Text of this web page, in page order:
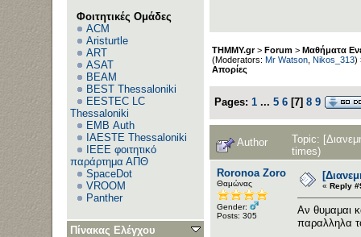
Φοιτητικές Ομάδες
ACM
Aristurtle
ART
ASAT
BEAM
BEST Thessaloniki
EESTEC LC
Thessaloniki
EΜΒ Auth
IAESTE Thessaloniki
IEEE φοιτητικό
παράρτημα ΑΠΘ
SpaceDot
VROOM
Panther
Πίνακας Ελέγχου
THMMY.gr> Forum > Μαθήματα
(Moderators: Mr Watson, Nikos_313)
Απορίες
Pages: 1 ... 5 6 [7] 8 9
Author
Topic:
times)
Roronoa Zoro
Θαμώνας
Gender:
Posts: 305
« Reply
Αν θυμαμαι
παραλληλα